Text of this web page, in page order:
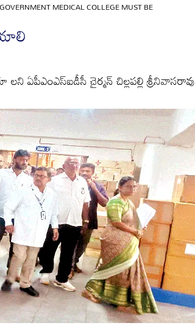
MEDICAL COLLEGE MUST BE
ఏపీఎంఎస్‌ఐడీసీ చైర్మన్‌ చిల్లపల్లి శ్రీనివాసరావు